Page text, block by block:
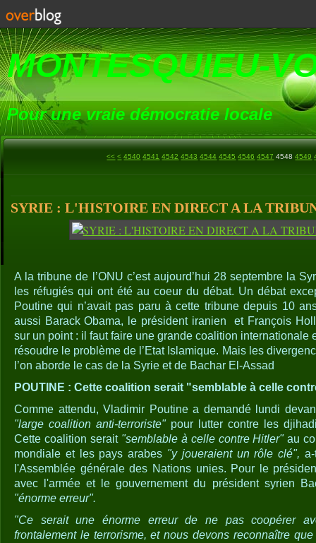
MONTESQUIEU-
Pour une vraie démocratie locale
<< < 4500
4510
4520
4530
4540 4541 4542 4543 4544 4545 4546 4547 4548 4549
SYRIE : L'HISTOIRE EN DIRECT A LA
A la tribune de l’ONU c’est aujourd’hui 28 septembre la
les réfugiés qui ont été au coeur du débat. Un débat
Poutine qui n’avait pas paru à cette tribune depuis 10
aussi Barack Obama, le président iranien et François
sur un point : il faut faire une grande coalition internationale
résoudre le problème de l’Etat Islamique. Mais les
l’on aborde le cas de la Syrie et de Bachar El-Assad
POUTINE : Cette coalition serait "semblable à celle
Comme attendu, Vladimir Poutine a demandé lundi
"large coalition anti-terroriste"pour lutter contre les
Cette coalition serait "semblable à celle contre Hitler"au
mondiale et les pays arabes "y joueraient un rôle clé",
l'Assemblée générale des Nations unies. Pour le
avec l'armée et le gouvernement du président syrien
"énorme erreur".
"Ce serait une énorme erreur de ne pas coopérer
frontalement le terrorisme, et nous devons reconnaître